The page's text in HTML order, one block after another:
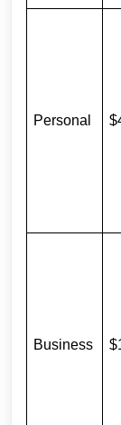
Personal
Business